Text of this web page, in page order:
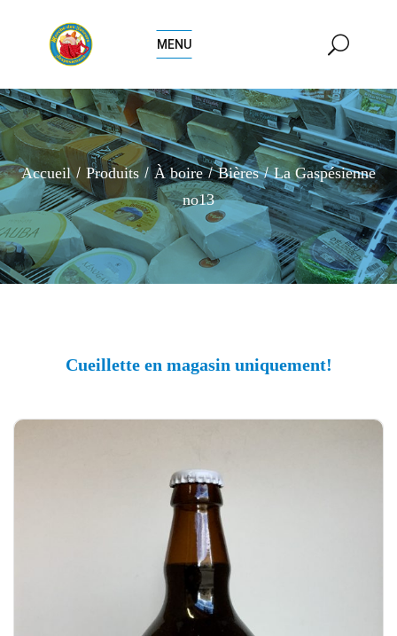
MENU
Accueil Produits À boire Bières
La Gaspésienne
no13
Cueillette en magasin uniquement!